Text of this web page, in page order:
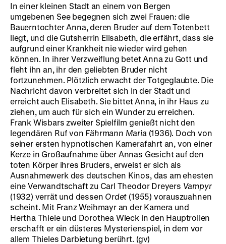
In einer kleinen Stadt an einem von Bergen
umgebenen See begegnen sich zwei Frauen: die
Bauerntochter Anna, deren Bruder auf dem Totenbett
liegt, und die Gutsherrin Elisabeth, die erfährt, dass sie
aufgrund einer Krankheit nie wieder wird gehen
können. In ihrer Verzweiflung betet Anna zu Gott und
fleht ihn an, ihr den geliebten Bruder nicht
fortzunehmen. Plötzlich erwacht der Totgeglaubte. Die
Nachricht davon verbreitet sich in der Stadt und
erreicht auch Elisabeth. Sie bittet Anna, in ihr Haus zu
ziehen, um auch für sich ein Wunder zu erreichen.
Frank Wisbars zweiter Spielfilm genießt nicht den
legendären Ruf von Fährmann Maria (1936). Doch von
seiner ersten hypnotischen Kamerafahrt an, von einer
Kerze in Großaufnahme über Annas Gesicht auf den
toten Körper ihres Bruders, erweist er sich als
Ausnahmewerk des deutschen Kinos, das am ehesten
eine Verwandtschaft zu Carl Theodor Dreyers Vampyr
(1932) verrät und dessen Ordet (1955) vorauszuahnen
scheint. Mit Franz Weihmayr an der Kamera und
Hertha Thiele und Dorothea Wieck in den Hauptrollen
erschafft er ein düsteres Mysterienspiel, in dem vor
allem Thieles Darbietung berührt. (gv)